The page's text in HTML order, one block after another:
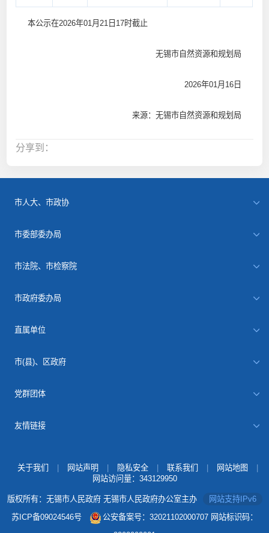
本公示在2026年01月21日17时截止
无锡市自然资源和规划局
2026年01月16日
来源：无锡市自然资源和规划局
分享到：
市人大、市政协
市委部委办局
市法院、市检察院
市政府委办局
直属单位
市(县)、区政府
党群团体
友情链接
关于我们 网站声明 隐私安全 联系我们 网站地图
网站访问量： 343129950
版权所有：无锡市人民政府 无锡市人民政府办公室主办
网站支持IPv6
苏ICP备09024546号
公安备案号：32021102000707 网站标识码：